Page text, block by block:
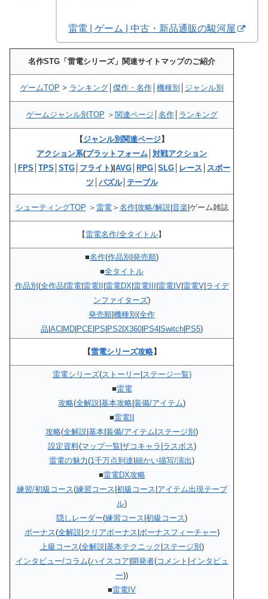
雷電 | ゲーム | 中古・新品通販の駿河屋
名作STG「雷電シリーズ」関連サイトマップのご紹介
ゲームTOP > ランキング│ 傑作・名作│ 機種別 ジャンル別
ゲームジャンル別TOP ＞ 関連ページ 名作│ ランキング
【ジャンル別関連ページ】
アクション系(プラットフォーム 対戦アクション
FPS TPS STG フライト)| AVG RPG SLG レース
スポー
ツ パズル│ テーブル
シューティングTOP ＞ 雷電＞ 名作| 攻略/解説| 音楽|ゲーム雑誌
【雷電名作/全タイトル】
■名作(作品別 発売順)
■全タイトル
作品別 (全作品 雷電| 雷電II 雷電DX| 雷電III 雷電IV| 雷電V| ライデ
ンファイターズ)
発売順 機種別 (全作
品 AC MD PCE PS PS2 X360 PS4 Switch PS5)
【雷電シリーズ攻略】
雷電シリーズ(ストーリー ステージ一覧)
■雷電
攻略(全解説 基本攻略 装備/アイテム)
■雷電II
攻略(全解説 基本 装備/アイテム ステージ別 )
設定資料(マップ一覧 ザコキャラ ラスボス)
雷電の魅力(1千万点到達 細かい描写/演出)
■雷電DX攻略
練習/初級コース(練習コース 初級コース アイテム出現テーブ
ル)
隠しレーダー(練習コース 初級コース)
ボーナス(全解説| クリアボーナス ボーナスフィーチャー)
上級コース(全解説| 基本テクニック ステージ別 )
インタビュー/コラム(ハイスコア 開発者(コメント インタビュ
ー))
■雷電IV